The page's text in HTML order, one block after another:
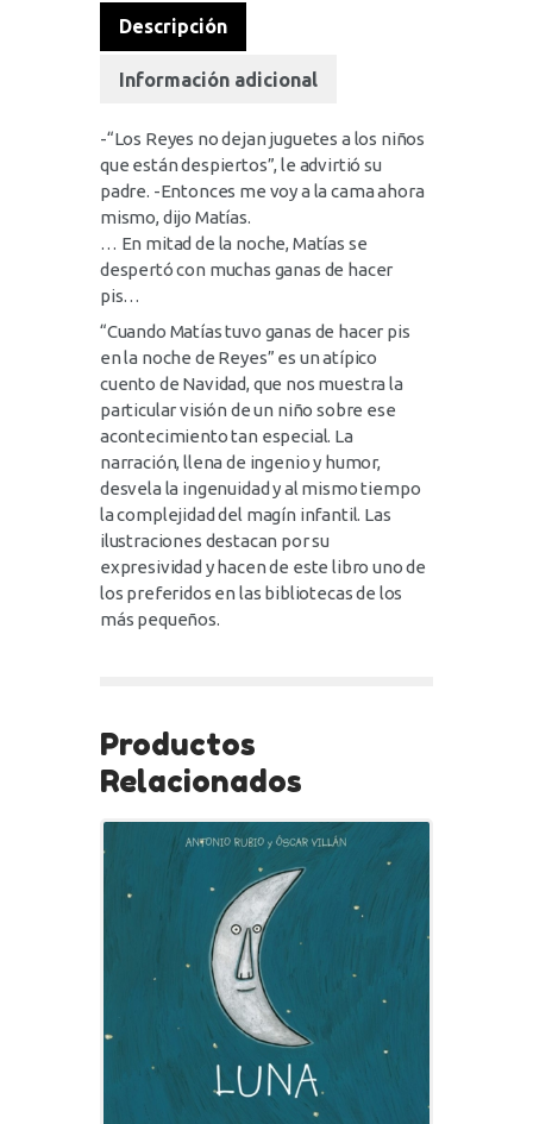
Descripción
Información adicional
-“Los Reyes no dejan juguetes a los niños
que están despiertos”, le advirtió su
padre. -Entonces me voy a la cama ahora
mismo, dijo Matías.
… En mitad de la noche, Matías se
despertó con muchas ganas de hacer
pis…
“Cuando Matías tuvo ganas de hacer pis
en la noche de Reyes” es un atípico
cuento de Navidad, que nos muestra la
particular visión de un niño sobre ese
acontecimiento tan especial. La
narración, llena de ingenio y humor,
desvela la ingenuidad y al mismo tiempo
la complejidad del magín infantil. Las
ilustraciones destacan por su
expresividad y hacen de este libro uno de
los preferidos en las bibliotecas de los
más pequeños.
Productos
Relacionados